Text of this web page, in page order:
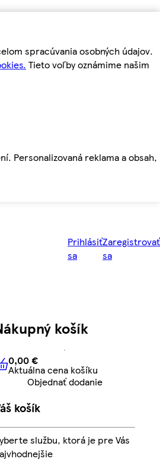
spracúvania osobných údajov.
Tieto voľby oznámime našim
Personalizovaná reklama a obsah,
Prihlásiť
sa
Zaregistrovať
sa
košík
0,00 € Aktuálna cena košíku
0,00 €
Aktuálna cena košíku
Objednať dodanie
košík
službu, ktorá je pre Vás